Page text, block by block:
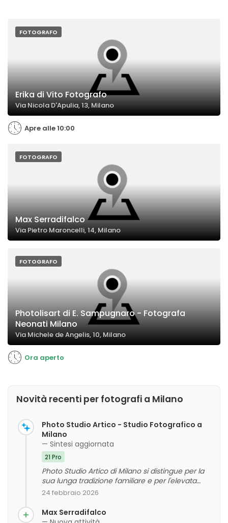
FOTOGRAFO
Erika di Vito Fotografo
Via Nicola D'Apulia, 13, Milano
Apre alle 10:00
FOTOGRAFO
Max Serradifalco
Via Pietro Maroncelli, 14, Milano
FOTOGRAFO
Photolisart di E. Sampugnaro - Fotografa
Neonati Milano
Via Michele de Angelis, 10, Milano
Ora aperto
Novità recenti per fotografi a Milano
Photo Studio Artico - Studio Fotografico a
Milano
— Sintesi aggiornata
21 Pro
Photo Studio Artico di Milano si distingue per la
sua lunga tradizione familiare e per l'elevata
competenza del personale, che garantiscono
apprezzano la professionalità, la cortesia e
l'attenzione ai dettagli, oltre alla capacità di
24 febbraio 2026
Max Serradifalco